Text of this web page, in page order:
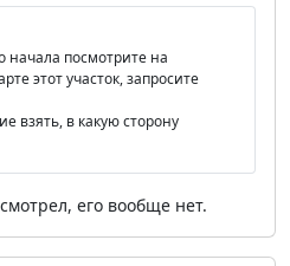
начала посмотрите на
этот участок, запросите
взять, в какую сторону
его вообще нет.